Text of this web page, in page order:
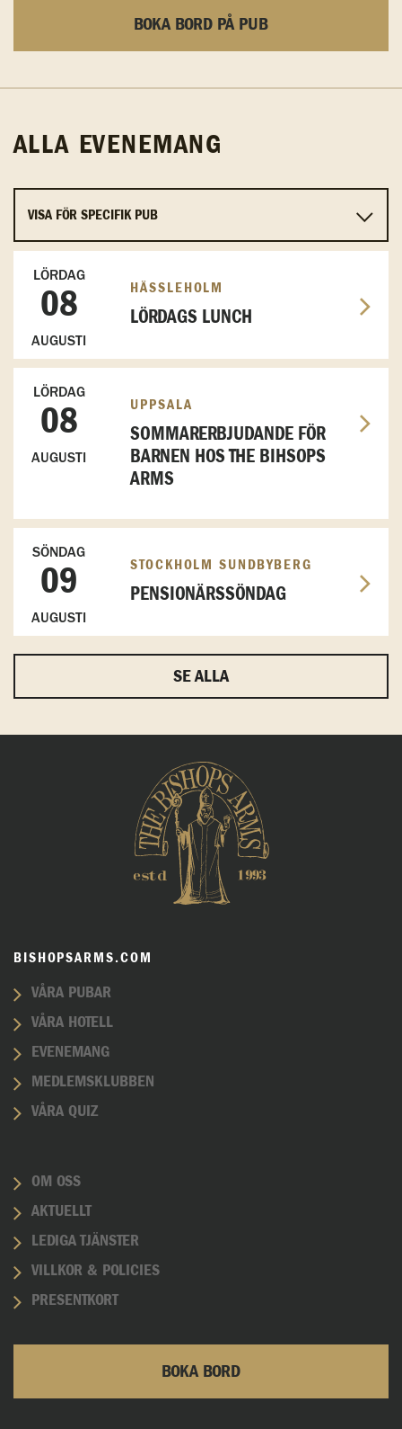
BOKA BORD PÅ PUB
ALLA EVENEMANG
LÖRDAG
08
AUGUSTI
HÄSSLEHOLM
LÖRDAGS LUNCH
LÖRDAG
08
AUGUSTI
UPPSALA
SOMMARERBJUDANDE FÖR
BARNEN HOS THE BIHSOPS
ARMS
SÖNDAG
09
AUGUSTI
STOCKHOLM SUNDBYBERG
PENSIONÄRSSÖNDAG
SE ALLA
BISHOPSARMS.COM
VÅRA PUBAR
VÅRA HOTELL
EVENEMANG
MEDLEMSKLUBBEN
VÅRA QUIZ
OM OSS
AKTUELLT
LEDIGA TJÄNSTER
VILLKOR & POLICIES
PRESENTKORT
BOKA BORD